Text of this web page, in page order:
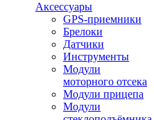
Аксессуары
GPS-приемники
Брелоки
Датчики
Инструменты
Модули
моторного отсека
Модули прицепа
Модули